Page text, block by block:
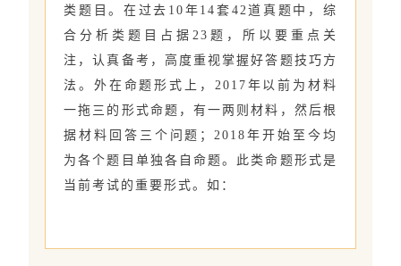
类题目。在过去10年14套42道真题中，综
合分析类题目占据23题，所以要重点关
注，认真备考，高度重视掌握好答题技巧方
法。外在命题形式上，2017年以前为材料
一拖三的形式命题，有一两则材料，然后根
据材料回答三个问题；2018年开始至今均
为各个题目单独各自命题。此类命题形式是
当前考试的重要形式。如：